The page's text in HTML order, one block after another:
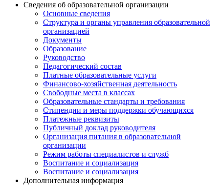
Сведения об образовательной организации
Основные сведения
Структура и органы управления образовательной
организацией
Документы
Образование
Руководство
Педагогический состав
Платные образовательные услуги
Финансово-хозяйственная деятельность
Свободные места в классах
Образовательные стандарты и требования
Стипендии и меры поддержки обучающихся
Платежные реквизиты
Публичный доклад руководителя
Организация питания в образовательной
организации
Режим работы специалистов и служб
Воспитание и социализация
Воспитание и социализация
Дополнительная информация